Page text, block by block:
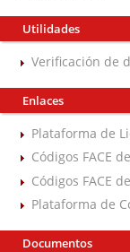
Utilidades
Verificación de
Enlaces
Plataforma de
Códigos FACE
Códigos FACE de
Plataforma de
Documentos